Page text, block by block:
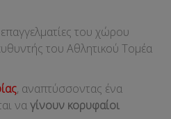
του χώρου
του Αθλητικού Τομέα
, αναπτύσσοντας ένα
ναγίνουν κορυφαίοι